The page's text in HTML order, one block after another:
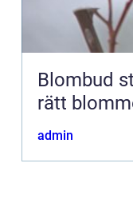
Blombud
rätt
admin